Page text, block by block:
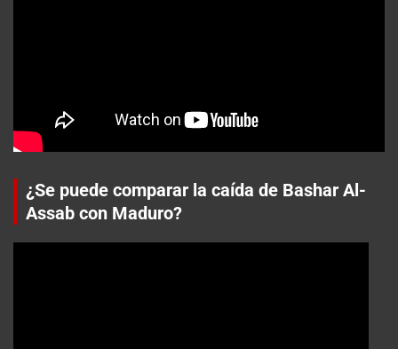
¿Se puede comparar la caída de Bashar Al-
Assab con Maduro?